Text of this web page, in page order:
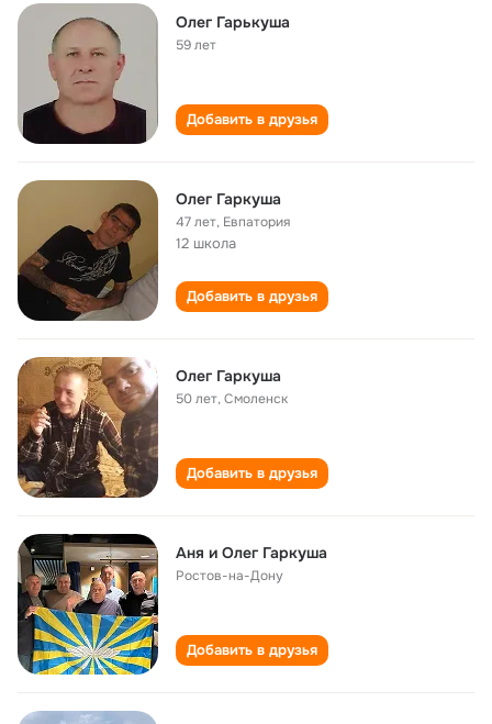
Олег Гарькуша
59 лет
Добавить в друзья
Олег Гаркуша
47 лет, Евпатория
12 школа
Добавить в друзья
Олег Гаркуша
50 лет,Смоленск
Добавить в друзья
Аня и Олег Гаркуша
Ростов-на-Дону
Добавить в друзья